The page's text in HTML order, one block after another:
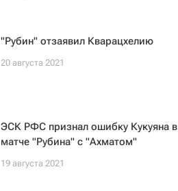
"Рубин" отзаявил Кварацхелию
20 августа 2021
ЭСК РФС признал ошибку Кукуяна в
матче "Рубина" с "Ахматом"
19 августа 2021